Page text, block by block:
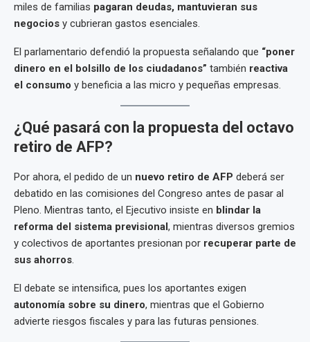
miles de familias pagaran deudas, mantuvieran sus
negocios y cubrieran gastos esenciales.
El parlamentario defendió la propuesta señalando que “poner
dinero en el bolsillo de los ciudadanos” también reactiva
el consumo y beneficia a las micro y pequeñas empresas.
¿Qué pasará con la propuesta del octavo
retiro de AFP?
Por ahora, el pedido de un nuevo retiro de AFP deberá ser
debatido en las comisiones del Congreso antes de pasar al
Pleno. Mientras tanto, el Ejecutivo insiste en blindar la
reforma del sistema previsional, mientras diversos gremios
y colectivos de aportantes presionan por recuperar parte de
sus ahorros.
El debate se intensifica, pues los aportantes exigen
autonomía sobre su dinero, mientras que el Gobierno
advierte riesgos fiscales y para las futuras pensiones.